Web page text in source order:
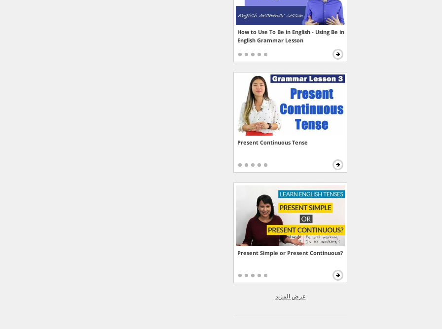
How to Use To Be in English - Using Be in
English Grammar Lesson
Present Continuous Tense
Present Simple or Present Continuous?
عرض المزيد